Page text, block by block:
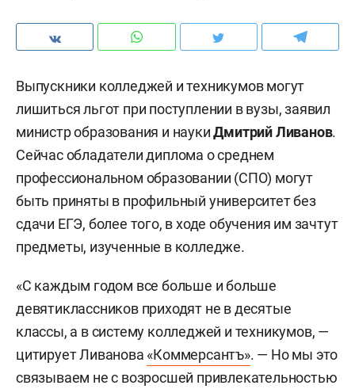
Выпускники колледжей и техникумов могут
лишиться льгот при поступлении в вузы, заявил
министр образования и наукиДмитрий Ливанов.
Сейчас обладатели диплома о среднем
профессиональном образовании (СПО) могут
быть приняты в профильный университет без
сдачи ЕГЭ, более того, в ходе обучения им зачтут
предметы, изученные в колледже.
«С каждым годом все больше и больше
девятиклассников приходят не в десятые
классы, а в систему колледжей и техникумов, —
цитирует Ливанова «Коммерсантъ». — Но мы это
связываем не с возросшей привлекательностью